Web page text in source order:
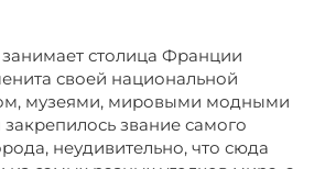
столица Франции
своей национальной
музеями, мировыми модными
звание самого
неудивительно, что сюда